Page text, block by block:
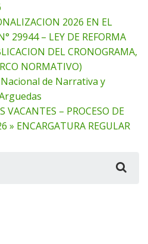
2026 EN EL
29944 – LEY DE REFORMA
DEL CRONOGRAMA,
NORMATIVO)
de Narrativa y
VACANTES – PROCESO DE
» ENCARGATURA REGULAR